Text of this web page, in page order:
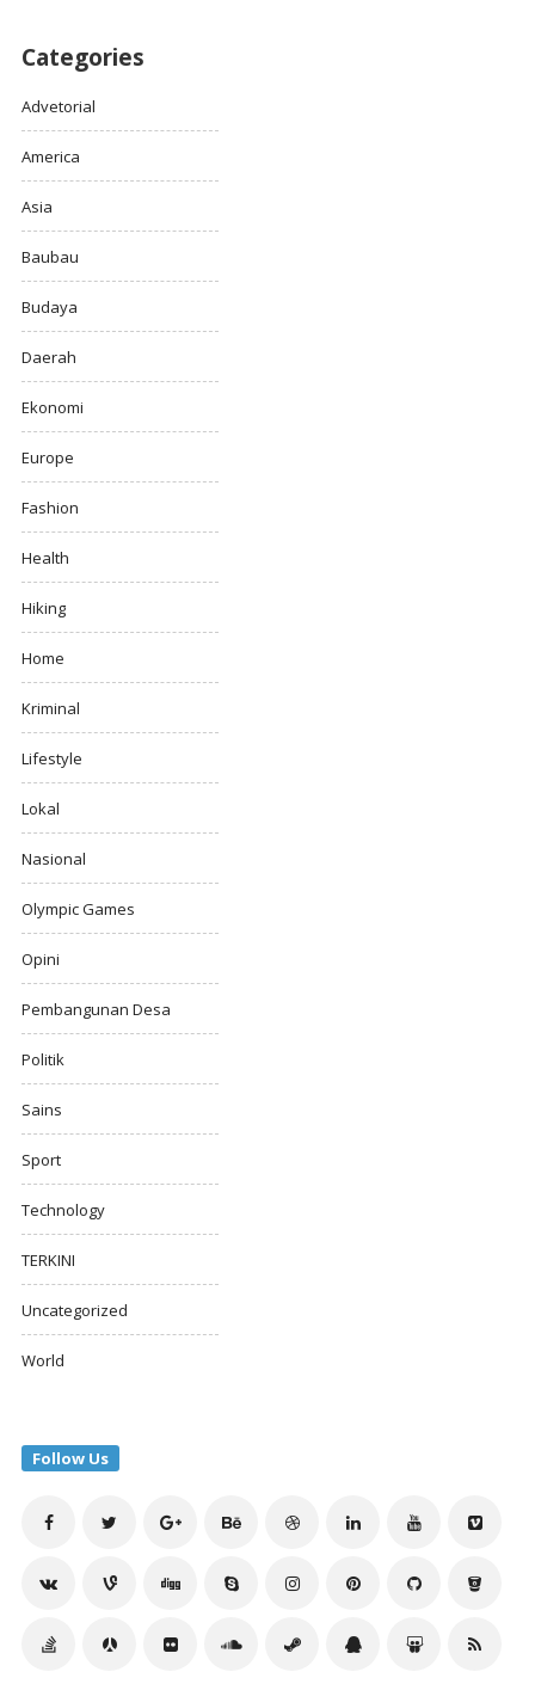
Categories
Advetorial
America
Asia
Baubau
Budaya
Daerah
Ekonomi
Europe
Fashion
Health
Hiking
Home
Kriminal
Lifestyle
Lokal
Nasional
Olympic Games
Opini
Pembangunan Desa
Politik
Sains
Sport
Technology
TERKINI
Uncategorized
World
Follow Us